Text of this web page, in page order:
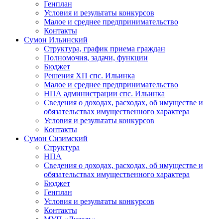
Генплан
Условия и результаты конкурсов
Малое и среднее предпринимательство
Контакты
Сумон Ильинский
Структура, график приема граждан
Полномочия, задачи, функции
Бюджет
Решения ХП спс. Ильинка
Малое и среднее предпринимательство
НПА администрации спс. Ильинка
Сведения о доходах, расходах, об имуществе и
обязательствах имущественного характера
Условия и результаты конкурсов
Контакты
Сумон Сизимский
Структура
НПА
Сведения о доходах, расходах, об имуществе и
обязательствах имущественного характера
Бюджет
Генплан
Условия и результаты конкурсов
Контакты